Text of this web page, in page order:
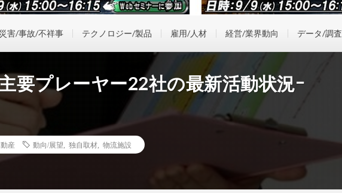
災害/事故/不祥事 テクノロジー/製品 雇用/人材 経営/業界動向 データ/調査
要プレーヤー22社の最新活動状況ｰ
産 動向/展望 独自取材 物流施設